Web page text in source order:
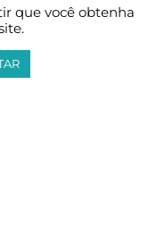
que você obtenha